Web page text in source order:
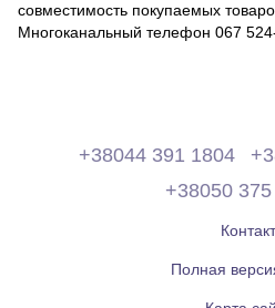
совместимость покупаемых
Многоканальный телефон 067
+38044 391 1804
+38050
Контакт
Полная